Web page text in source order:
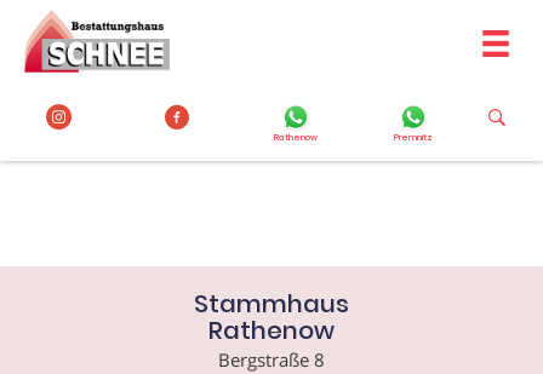
Inhalt
springen
Rathenow Premnitz
Stammhaus
Rathenow
Bergstraße 8